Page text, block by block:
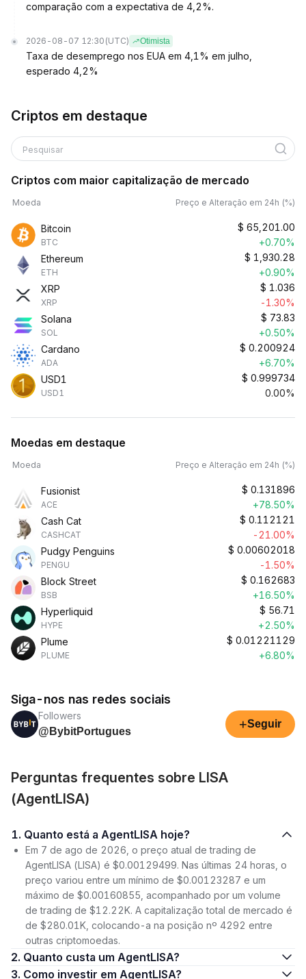
comparação com a expectativa de 4,2%.
2026-08-07 12:30 (UTC) Otimista
Taxa de desemprego nos EUA em 4,1% em julho,
esperado 4,2%
Criptos em destaque
Pesquisar
Criptos com maior capitalização de mercado
Moeda Preço e Alteração em 24h (%)
Bitcoin
BTC
$ 65,201.00
+0.70%
Ethereum
ETH
$ 1,930.28
+0.90%
XRP
XRP
$ 1.036
-1.30%
Solana
SOL
$ 73.83
+0.50%
Cardano
ADA
$ 0.200924
+6.70%
USD1
USD1
$ 0.999734
0.00%
Moedas em destaque
Moeda Preço e Alteração em 24h (%)
Fusionist
ACE
$ 0.131896
+78.50%
Cash Cat
CASHCAT
$ 0.112121
-21.00%
Pudgy Penguins
PENGU
$ 0.00602018
-1.50%
Block Street
BSB
$ 0.162683
+16.50%
Hyperliquid
HYPE
$ 56.71
+2.50%
Plume
PLUME
$ 0.01221129
+6.80%
Siga-nos nas redes sociais
Followers
@BybitPortugues
+Seguir
Perguntas frequentes sobre LISA
(AgentLISA)
1. Quanto está a AgentLISA hoje?
Em 7 de ago de 2026, o preço atual de trading de
AgentLISA (LISA) é $0.00129499. Nas últimas 24 horas, o
preço variou entre um mínimo de $0.00123287 e um
máximo de $0.00160855, acompanhado por um volume
de trading de $12.22K. A capitalização total de mercado é
de $280.01K, colocando-a na posição nº 4292 entre
outras criptomoedas.
2. Quanto custa um AgentLISA?
3. Como investir em AgentLISA?